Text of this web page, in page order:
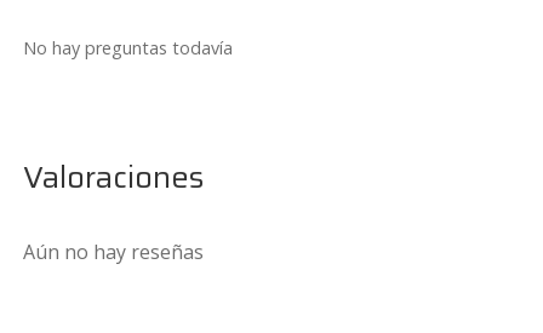
No hay preguntas todavía
Valoraciones
Aún no hay reseñas